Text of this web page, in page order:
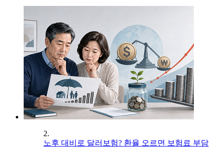
2.
노후 대비로 달러보험? 환율 오르면 보험료 부담